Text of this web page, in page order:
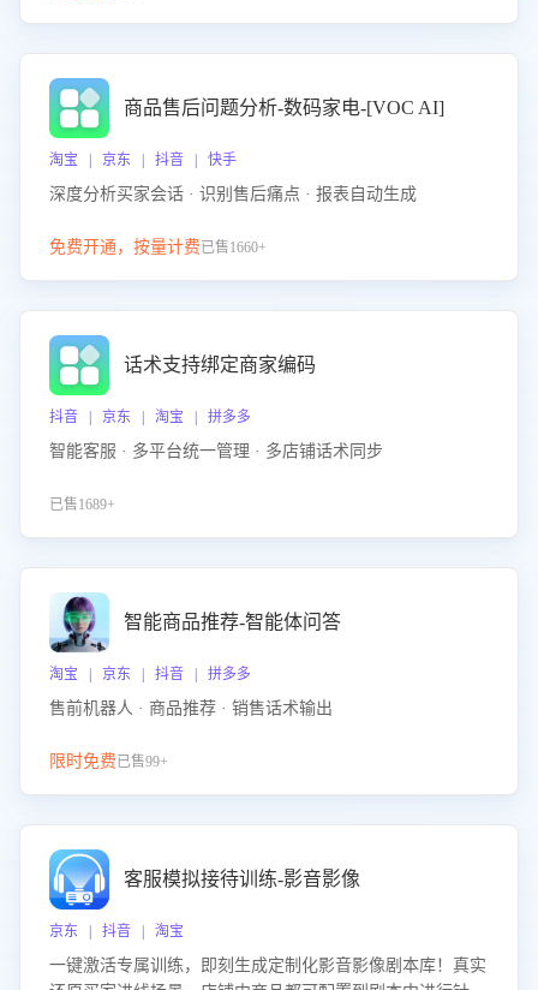
商品售后问题分析-数码家电-[VOC AI]
淘宝 | 京东 | 抖音 | 快手
深度分析买家会话 · 识别售后痛点 · 报表自动生成
免费开通，按量计费已售1660+
话术支持绑定商家编码
抖音 | 京东 | 淘宝 | 拼多多
智能客服 · 多平台统一管理 · 多店铺话术同步
已售1689+
智能商品推荐-智能体问答
淘宝 | 京东 | 抖音 | 拼多多
售前机器人 · 商品推荐 · 销售话术输出
限时免费已售99+
客服模拟接待训练-影音影像
京东 | 抖音 | 淘宝
一键激活专属训练，即刻生成定制化影音影像剧本库！真实